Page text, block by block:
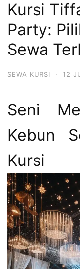
Kursi
Party:
Sewa
SEWA KURSI · 12
Seni
Kebun